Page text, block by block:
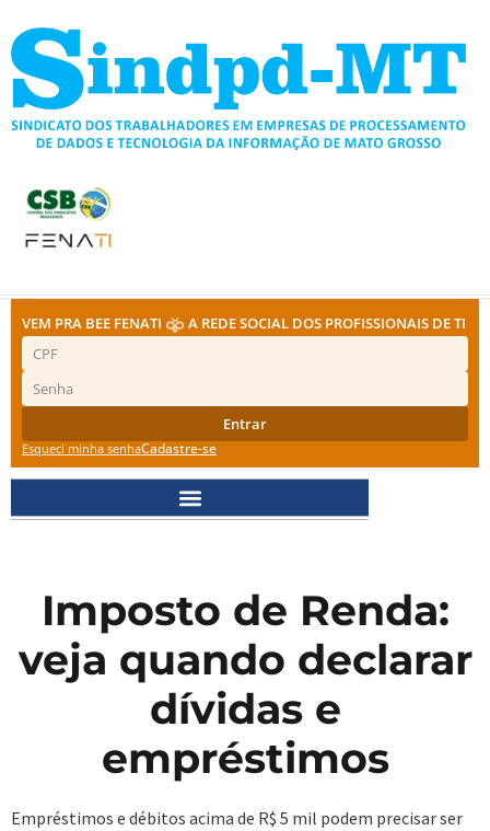
para
conteúdo
VEM PRA BEE FENATI A REDE SOCIAL DOS PROFISSIONAIS DE TI
Entrar
Esqueci minha senhaCadastre-se
Imposto de Renda:
veja quando declarar
dívidas e
empréstimos
Empréstimos e débitos acima de R$ 5 mil podem precisar ser